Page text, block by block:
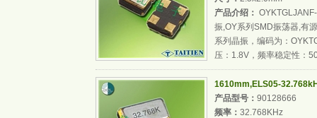
产品介绍：
振,OY系列SMD振荡器,有
系列晶振，编码为：
压：1.8V，频率稳定性：
1610mm,ELS05-
产品型号： 90128666
频率： 32.768KHz